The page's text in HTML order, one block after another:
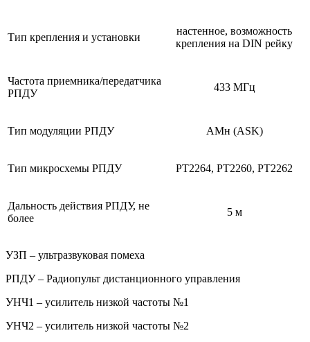
Тип крепления и установки
настенное, возможность
крепления на DIN рейку
Частота приемника/передатчика
РПДУ
433 МГц
Тип модуляции РПДУ АМн (ASK)
Тип микросхемы РПДУ PT2264, PT2260, PT2262
Дальность действия РПДУ, не
более
5 м
УЗП – ультразвуковая помеха
РПДУ – Радиопульт дистанционного управления
УНЧ1 – усилитель низкой частоты №1
УНЧ2 – усилитель низкой частоты №2